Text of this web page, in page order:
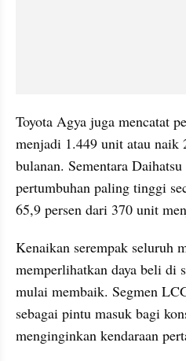
Toyota Agya juga mencatat
menjadi 1.449 unit atau naik
bulanan. Sementara
pertumbuhan paling tinggi
65,9 persen dari 370 unit
Kenaikan serempak seluruh
memperlihatkan daya beli di
mulai membaik. Segmen
sebagai pintu masuk bagi
menginginkan kendaraan